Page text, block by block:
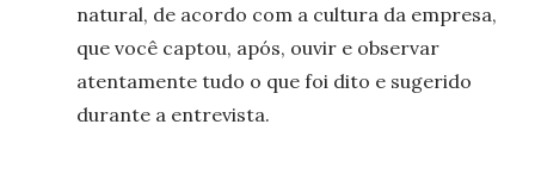
natural, de acordo com a cultura da empresa,
que você captou, após, ouvir e observar
atentamente tudo o que foi dito e sugerido
durante a entrevista.